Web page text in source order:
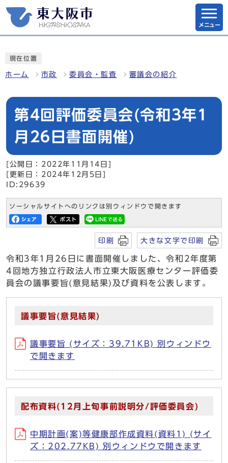
メニュー
現在位置
ホーム 市政 委員会・監査 審議会の紹介
第4回評価委員会(令和3年1
月26日書面開催)
[公開日：2022年11月14日]
[更新日：2024年12月5日]
ID:29639
ソーシャルサイトへのリンクは別ウィンドウで開きます
印刷 大きな文字で印刷
令和3年1月26日に書面開催しました、令和2年度第
4回地方独立行政法人市立東大阪医療センター評価委
員会の議事要旨(意見結果)及び資料を公表します。
議事要旨(意見結果)
議事要旨 (サイズ：39.71KB) 別ウィンドウ
で開きます
配布資料(12月上旬事前説明分/評価委員会)
中期計画(案)等健康部作成資料(資料1) (サイ
ズ：202.77KB) 別ウィンドウで開きます